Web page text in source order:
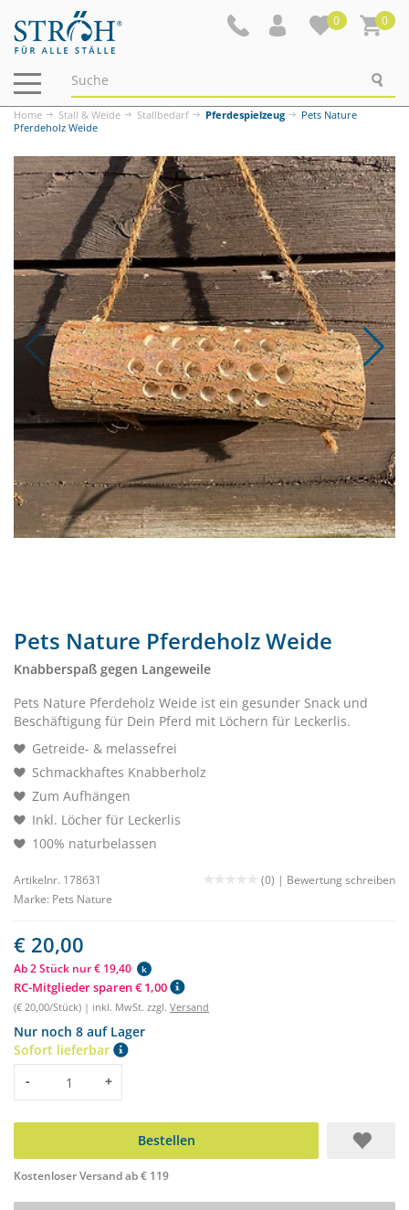
0 0
Navigation
ein-/ausblenden
Home Stall & Weide Stallbedarf Pferdespielzeug
Pets Nature
Pferdeholz Weide
Pets Nature Pferdeholz Weide
Knabberspaß gegen Langeweile
Pets Nature Pferdeholz Weide ist ein gesunder Snack und
Beschäftigung für Dein Pferd mit Löchern für Leckerlis.
Getreide- & melassefrei
Schmackhaftes Knabberholz
Zum Aufhängen
Inkl. Löcher für Leckerlis
100% naturbelassen
Artikelnr. 178631 (0) | Bewertung schreiben
Marke: Pets Nature
€ 20,00
Ab 2 Stück nur € 19,40 k
RC-Mitglieder sparen € 1,00
(€ 20,00/Stück) | inkl. MwSt. zzgl. Versand
Nur noch 8 auf Lager
Sofort lieferbar
Menge
- +
Bestellen
Kostenloser Versand ab € 119